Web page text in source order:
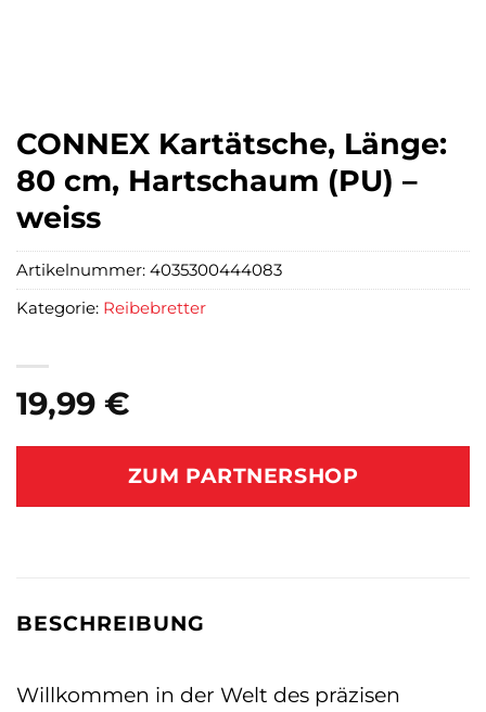
CONNEX Kartätsche, Länge:
80 cm, Hartschaum (PU) –
weiss
19,99 €
ZUM PARTNERSHOP
Artikelnummer: 4035300444083
Kategorie: Reibebretter
BESCHREIBUNG
Willkommen in der Welt des präzisen